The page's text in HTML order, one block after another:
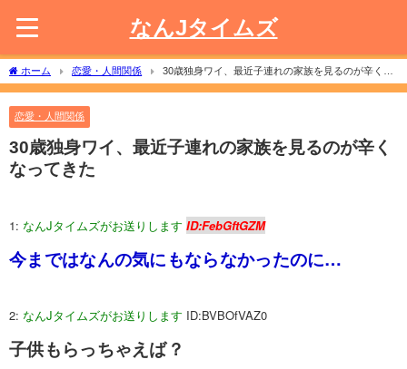
なんJタイムズ
ホーム 恋愛・人間関係
30歳独身ワイ、最近子連れの家族を見るのが辛くな
ってきた
恋愛・人間関係
30歳独身ワイ、最近子連れの家族を見るのが辛く
なってきた
1: なんJタイムズがお送りします ID:FebGftGZM
今まではなんの気にもならなかったのに…
2: なんJタイムズがお送りします ID:BVBOfVAZ0
子供もらっちゃえば？